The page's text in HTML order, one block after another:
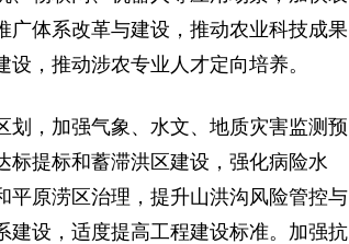
广体系改革与建设，推动农业科技成果
，推动涉农专业人才定向培养。
划，加强气象、水文、地质灾害监测预
标提标和蓄滞洪区建设，强化病险水
平原涝区治理，提升山洪沟风险管控与
建设，适度提高工程建设标准。加强抗